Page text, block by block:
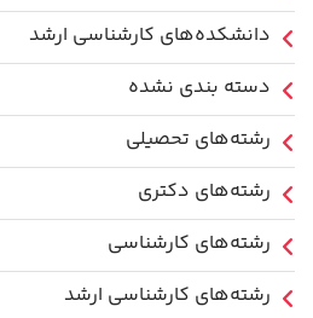
دانشکده‌های کارشناسی ارشد
دسته بندی نشده
رشته‌های تحصیلی
رشته‌های دکتری
رشته‌های کارشناسی
رشته‌های کارشناسی ارشد